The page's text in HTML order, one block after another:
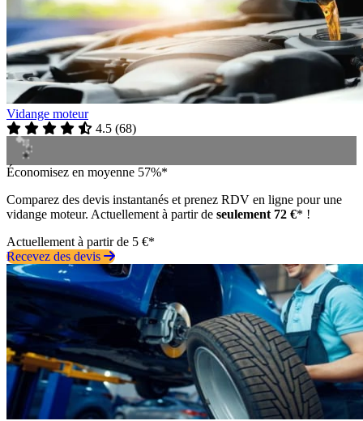
Vidange moteur
4.5 (68)
Économisez en moyenne 57%*
Comparez des devis instantanés et prenez RDV en ligne pour une
vidange moteur. Actuellement à partir de seulement 72 €* !
Actuellement à partir de 5 €*
Recevez des devis